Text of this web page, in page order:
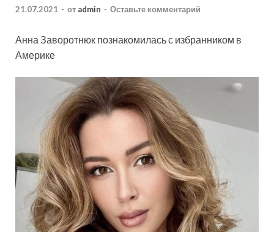
21.07.2021 - от admin - Оставьте комментарий
Анна Заворотнюк познакомилась с избранником в
Америке